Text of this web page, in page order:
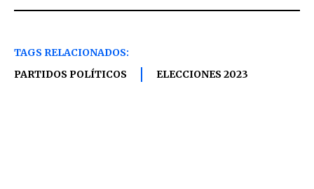
TAGS RELACIONADOS:
PARTIDOS POLÍTICOS
ELECCIONES 2023